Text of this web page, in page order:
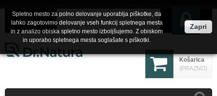
Košarica
(PRAZNO)
Spletno mesto za polno delovanje uporablja piškotke, da
lahko zagotovimo delovanje vseh funkcij spletnega mesta
in z analizo obiska spletno mesto izboljšujemo. Z obiskom
in uporabo spletnega mesta soglašate s piškotki.
Zapri